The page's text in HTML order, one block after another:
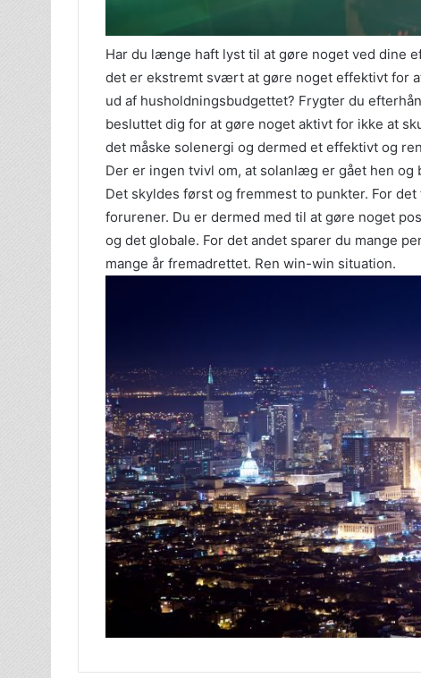
Har du længe haft lyst til at gøre noget ved dine
det er ekstremt svært at gøre noget effektivt for
ud af husholdningsbudgettet? Frygter du
besluttet dig for at gøre noget aktivt for ikke at
det måske solenergi og dermed et effektivt og
Der er ingen tvivl om, at solanlæg er gået hen
Det skyldes først og fremmest to punkter. For
forurener. Du er dermed med til at gøre noget
og det globale. For det andet sparer du mange
mange år fremadrettet. Ren win-win situation.